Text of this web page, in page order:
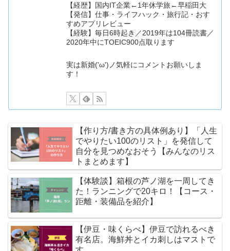
【経歴】国内IT企業←1年休学旅←早稲田大
【発信】仕事・ライフハック・旅行記・おす
すめアプリレビュー
【経験】毎日6時起き／2019年は104冊読書／
2020年中にTOEIC900点取ります
実は新婚('ω')ノ気軽にコメントお願いしま
す！
【作り方/書き方の具体例あり】「人生
でやりたい100のリスト」を発信して
自分を見つめなおそう【みんなのリス
トまとめます】
【体験談】箱根の芦ノ湖を一周してき
た！ランニングで20キロ！【コース・
距離・装備品を紹介】
【伊豆・味くらべ】伊豆で訪れるべき
有名店。海鮮丼とイカ刺しはマストで